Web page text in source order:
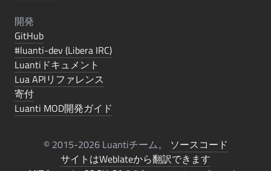
開発
GitHub
#luanti-dev (Libera IRC)
Luantiドキュメント
Lua APIリファレンス
寄付
Luanti MOD開発ガイド
© 2015-2026 Luantiチーム。
ソースコード
サイトはWeblateから翻訳できます